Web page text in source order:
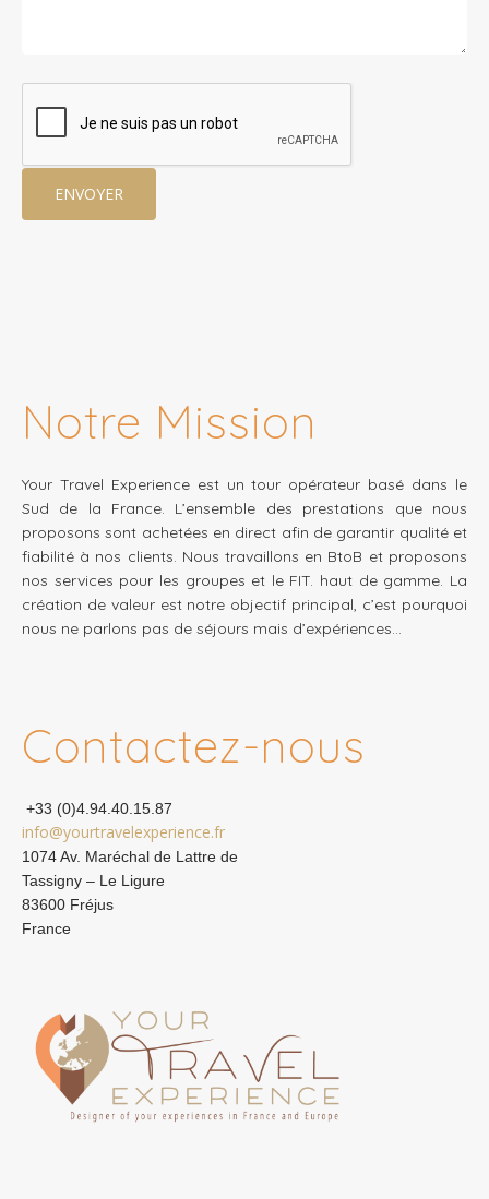
Notre Mission
Your Travel Experience est un tour opérateur basé dans le
Sud de la France. L’ensemble des prestations que nous
proposons sont achetées en direct afin de garantir qualité et
fiabilité à nos clients. Nous travaillons en BtoB et proposons
nos services pour les groupes et le FIT. haut de gamme. La
création de valeur est notre objectif principal, c’est pourquoi
nous ne parlons pas de séjours mais d’expériences…
Contactez-nous
+33 (0)4.94.40.15.87
info@yourtravelexperience.fr
1074 Av. Maréchal de Lattre de
Tassigny – Le Ligure
83600 Fréjus
France